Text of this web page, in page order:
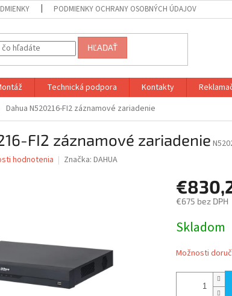
PODMIENKY OCHRANY OSOBNÝCH ÚDAJOV
HĽADAŤ
Technická podpora Kontakty
Dahua N520216-FI2 záznamové zariadenie
FI2 záznamové zariadenie
hodnotenia Značka: DAHUA
€675 bez DPH
cena:
Skladom
Možnosti